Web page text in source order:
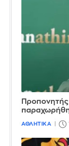
Προπονητής
ΑΘΛΗΤΙΚΑ